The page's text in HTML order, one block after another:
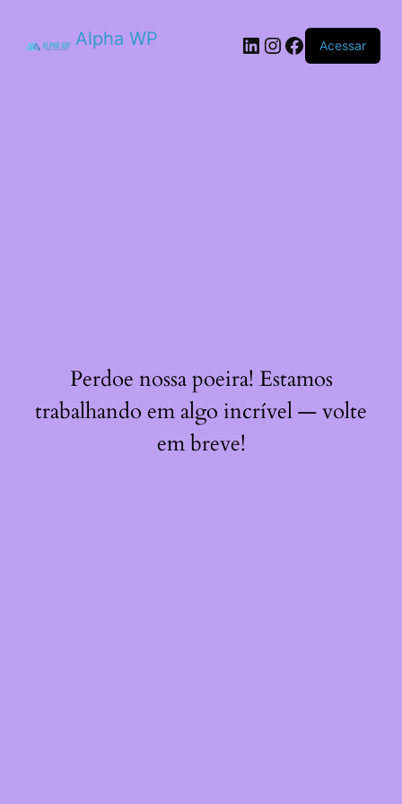
Alpha WP LinkedIn
Instagram
Facebook
Acessar
Perdoe nossa poeira! Estamos
trabalhando em algo incrível — volte
em breve!